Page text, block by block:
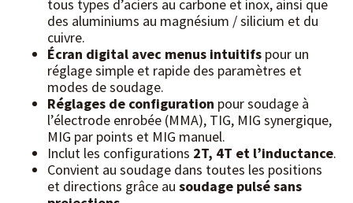
tous types d’aciers au carbone et inox, ainsi que
des aluminiums au magnésium / silicium et du
cuivre.
Écran digital avec menus intuitifs pour un
réglage simple et rapide des paramètres et
modes de soudage.
Réglages de configuration pour soudage à
l’électrode enrobée (MMA), TIG, MIG synergique,
MIG par points et MIG manuel.
Inclut les configurations 2T, 4T et l’inductance.
Convient au soudage dans toutes les positions
et directions grâce au soudage pulsé sans